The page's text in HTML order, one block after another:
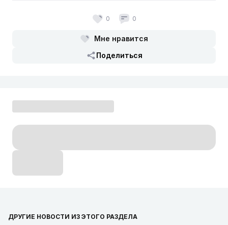
0 0
Мне нравится
Поделиться
ДРУГИЕ НОВОСТИ ИЗ ЭТОГО РАЗДЕЛА